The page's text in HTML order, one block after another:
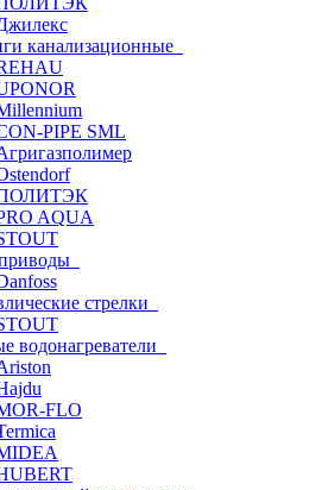
канализационные
PIPE SML
AQUA
стрелки
водонагреватели
FLO